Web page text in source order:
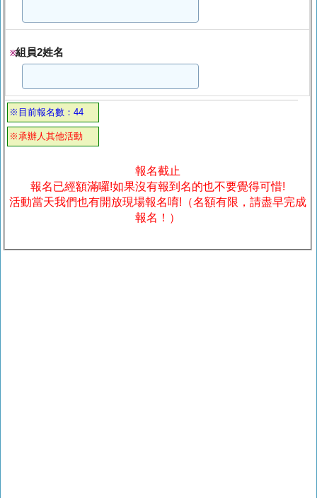
※組員2姓名
※目前報名數：44
※承辦人其他活動
報名截止
報名已經額滿囉!如果沒有報到名的也不要覺得可惜!
活動當天我們也有開放現場報名唷!（名額有限，請盡早完成
報名！）